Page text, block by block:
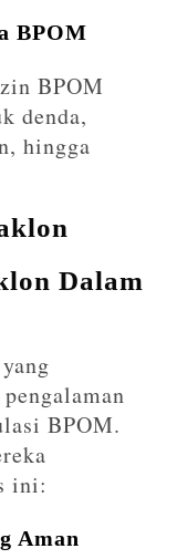
BPOM
BPOM
denda,
hingga
Dalam
yang
BPOM.
ini:
Aman